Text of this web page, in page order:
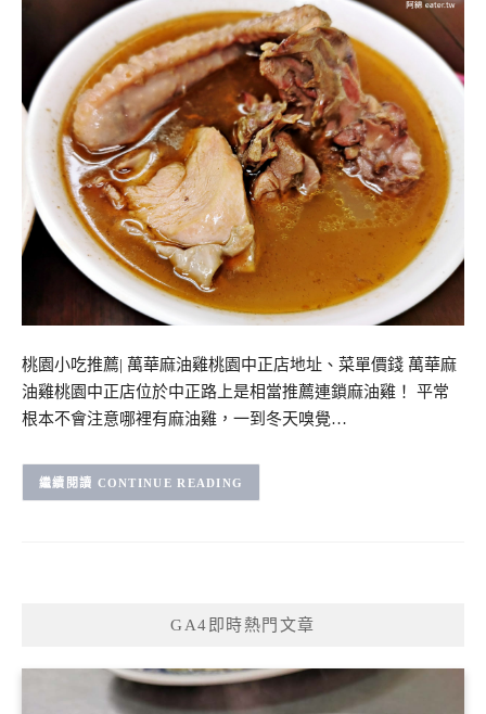
桃園小吃推薦| 萬華麻油雞桃園中正店地址、菜單價錢 萬華麻
油雞桃園中正店位於中正路上是相當推薦連鎖麻油雞！ 平常
根本不會注意哪裡有麻油雞，一到冬天嗅覺…
CONTINUE READING
GA4即時熱門文章